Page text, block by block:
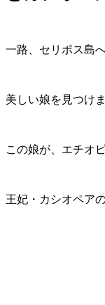
一路、セリポス島
美しい娘を見つけま
この娘が、エチオ
王妃・カシオペア